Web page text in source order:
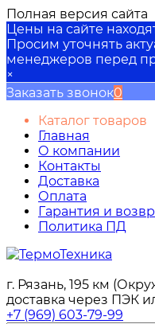
Полная версия сайта
Цены на сайте
Просим уточнять
менеджеров перед
×
Заказать звонок0
Каталог товаров
Главная
О компании
Контакты
Доставка
Оплата
Гарантия и
Политика ПД
г. Рязань, 195 км
доставка через ПЭК
+7 (969) 603-79-99